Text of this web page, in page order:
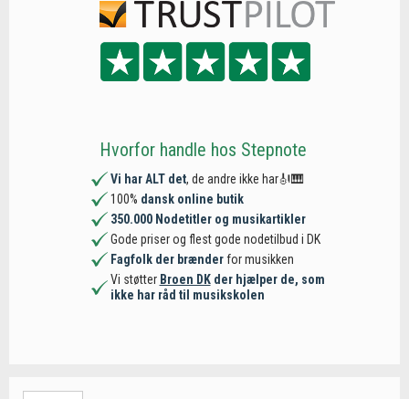
Hvorfor handle hos Stepnote
Vi har ALT det, de andre ikke har🎻🎹
100% dansk online butik
350.000 Nodetitler og musikartikler
Gode priser og flest gode nodetilbud i DK
Fagfolk der brænderfor musikken
Vi støtter Broen DKder hjælper de, som
ikke har råd til musikskolen